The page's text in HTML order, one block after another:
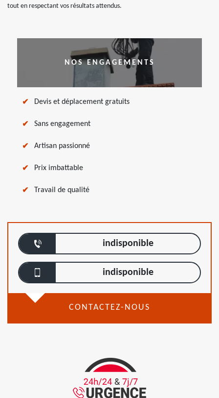
tout en respectant vos résultats attendus.
NOS ENGAGEMENTS
Devis et déplacement gratuits
Sans engagement
Artisan passionné
Prix imbattable
Travail de qualité
indisponible
indisponible
CONTACTEZ-NOUS